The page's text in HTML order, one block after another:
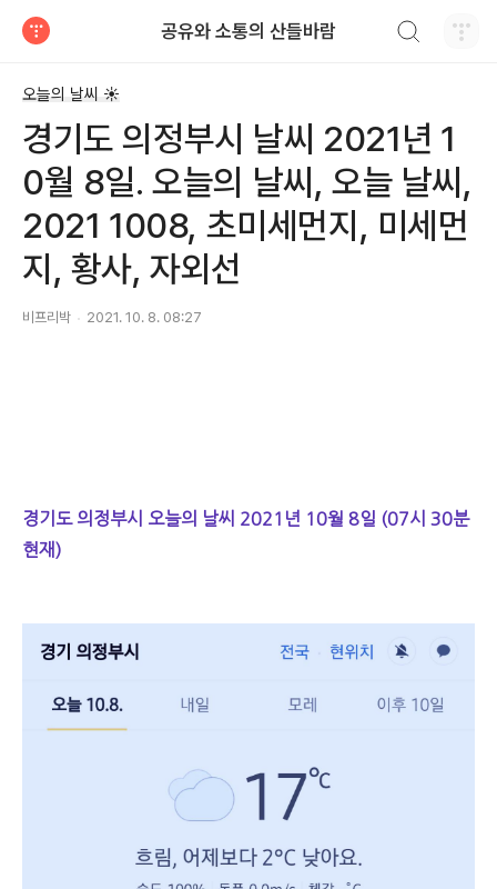
공유와 소통의 산들바람
오늘의 날씨 ☀
경기도 의정부시 날씨 2021년 1
0월 8일. 오늘의 날씨, 오늘 날씨,
2021 1008, 초미세먼지, 미세먼
지, 황사, 자외선
비프리박 2021. 10. 8. 08:27
경기도 의정부시 오늘의 날씨 2021년 10월 8일 (07시 30분
현재)